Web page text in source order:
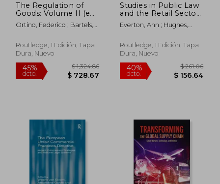
The Regulation of
Goods: Volume II (en
Inglés)
Ortino, Federico ; Bartels,
Routledge, 1 Edición, Tapa
Dura, Nuevo
Studies in Public Law
and the Retail Sector
(en Inglés)
Everton, Ann ; Hughes,
Routledge, 1 Edición, Tapa
Dura, Nuevo